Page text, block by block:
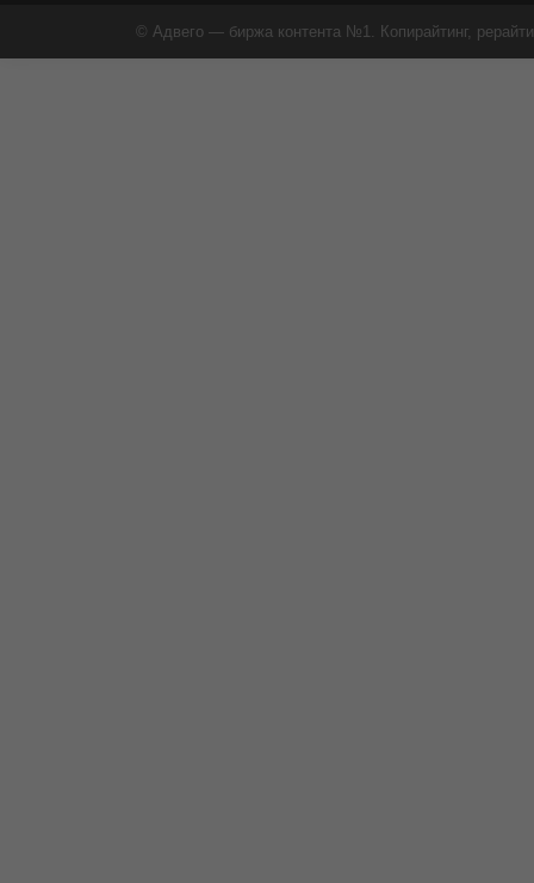
© Адвего — биржа контента №1. Копирайтинг,